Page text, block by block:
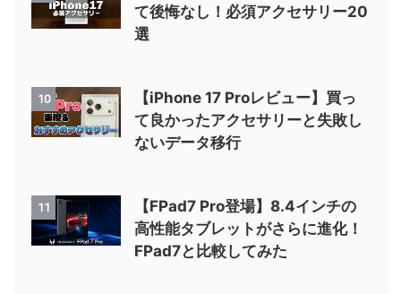
て後悔なし！必須アクセサリー20
選
10
【iPhone 17 Proレビュー】買っ
て良かったアクセサリーと失敗し
ないデータ移行
11
【FPad7 Pro登場】8.4インチの
高性能タブレットがさらに進化！
FPad7と比較してみた